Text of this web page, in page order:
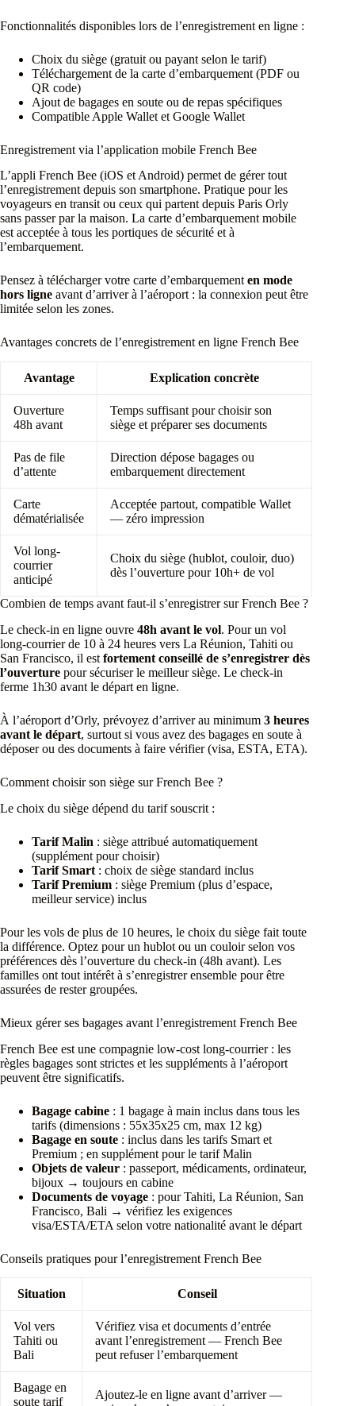
Fonctionnalités disponibles lors de l’enregistrement en ligne :
Choix du siège (gratuit ou payant selon le tarif)
Téléchargement de la carte d’embarquement (PDF ou
QR code)
Ajout de bagages en soute ou de repas spécifiques
Compatible Apple Wallet et Google Wallet
Enregistrement via l’application mobile French Bee
L’appli French Bee (iOS et Android) permet de gérer tout
l’enregistrement depuis son smartphone. Pratique pour les
voyageurs en transit ou ceux qui partent depuis Paris Orly
sans passer par la maison. La carte d’embarquement mobile
est acceptée à tous les portiques de sécurité et à
l’embarquement.
Pensez à télécharger votre carte d’embarquement en mode
hors ligne avant d’arriver à l’aéroport : la connexion peut être
limitée selon les zones.
Avantages concrets de l’enregistrement en ligne French Bee
Avantage Explication concrète
Ouverture
48h avant
Temps suffisant pour choisir son
siège et préparer ses documents
Pas de file
d’attente
Direction dépose bagages ou
embarquement directement
Carte
dématérialisée
Acceptée partout, compatible Wallet
— zéro impression
Vol long-
courrier
anticipé
Choix du siège (hublot, couloir, duo)
dès l’ouverture pour 10h+ de vol
Combien de temps avant faut-il s’enregistrer sur French Bee ?
Le check-in en ligne ouvre 48h avant le vol. Pour un vol
long-courrier de 10 à 24 heures vers La Réunion, Tahiti ou
San Francisco, il est fortement conseillé de s’enregistrer dès
l’ouverture pour sécuriser le meilleur siège. Le check-in
ferme 1h30 avant le départ en ligne.
À l’aéroport d’Orly, prévoyez d’arriver au minimum 3 heures
avant le départ, surtout si vous avez des bagages en soute à
déposer ou des documents à faire vérifier (visa, ESTA, ETA).
Comment choisir son siège sur French Bee ?
Le choix du siège dépend du tarif souscrit :
Tarif Malin : siège attribué automatiquement
(supplément pour choisir)
Tarif Smart : choix de siège standard inclus
Tarif Premium : siège Premium (plus d’espace,
meilleur service) inclus
Pour les vols de plus de 10 heures, le choix du siège fait toute
la différence. Optez pour un hublot ou un couloir selon vos
préférences dès l’ouverture du check-in (48h avant). Les
familles ont tout intérêt à s’enregistrer ensemble pour être
assurées de rester groupées.
Mieux gérer ses bagages avant l’enregistrement French Bee
French Bee est une compagnie low-cost long-courrier : les
règles bagages sont strictes et les suppléments à l’aéroport
peuvent être significatifs.
Bagage cabine : 1 bagage à main inclus dans tous les
tarifs (dimensions : 55x35x25 cm, max 12 kg)
Bagage en soute : inclus dans les tarifs Smart et
Premium ; en supplément pour le tarif Malin
Objets de valeur : passeport, médicaments, ordinateur,
bijoux → toujours en cabine
Documents de voyage : pour Tahiti, La Réunion, San
Francisco, Bali → vérifiez les exigences
visa/ESTA/ETA selon votre nationalité avant le départ
Conseils pratiques pour l’enregistrement French Bee
Situation Conseil
Vol vers
Tahiti ou
Bali
Vérifiez visa et documents d’entrée
avant l’enregistrement — French Bee
peut refuser l’embarquement
Bagage en
soute tarif
Ajoutez-le en ligne avant d’arriver —